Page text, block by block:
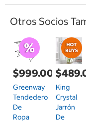
Otros Socios
$999.00
Greenway
Tendedero
De
Ropa
King
Crystal
Jarrón
De